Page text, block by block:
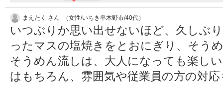
まえたく さん （女性/いちき串木野市/40代）
いつぶりか思い出せないほど、久しぶ
ったマスの塩焼きをとおにぎり、そう
そうめん流しは、大人になっても楽し
はもちろん、雰囲気や従業員の方の対